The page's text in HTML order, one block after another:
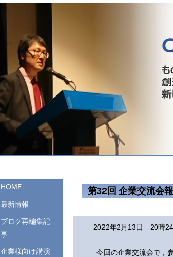
第32回 企業交流会
2022年2月13日 20時
今回の企業交流会で，
HOME
最新情報
ブログ再編集記
事
企業様向け講演